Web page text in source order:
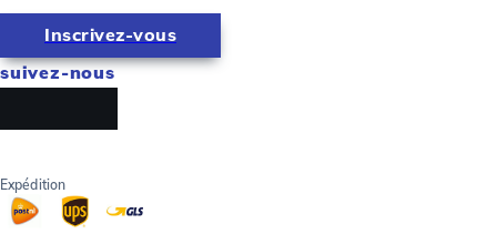
Inscrivez-vous
suivez-nous
Expédition